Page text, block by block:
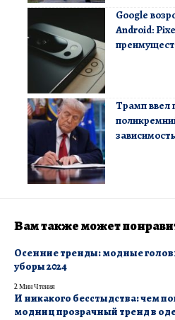
Google
Android:
Трамп ввел
Вам также может
Осенние тренды: модные
уборы 2024
2 Мин Чтения
И никакого бесстыдства: чем
модниц прозрачный тренд в